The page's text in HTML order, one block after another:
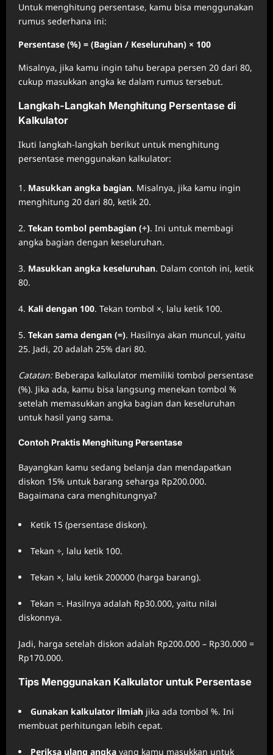
Untuk menghitung persentase, kamu bisa menggunakan
rumus sederhana ini:
Persentase (%) = (Bagian / Keseluruhan) × 100
Misalnya, jika kamu ingin tahu berapa persen 20 dari 80,
cukup masukkan angka ke dalam rumus tersebut.
Langkah-Langkah Menghitung Persentase di
Kalkulator
Ikuti langkah-langkah berikut untuk menghitung
persentase menggunakan kalkulator:
Masukkan angka bagian. Misalnya, jika kamu ingin
menghitung 20 dari 80, ketik 20.
Tekan tombol pembagian (÷). Ini untuk membagi
angka bagian dengan keseluruhan.
Masukkan angka keseluruhan. Dalam contoh ini, ketik
80.
Kali dengan 100. Tekan tombol ×, lalu ketik 100.
Tekan sama dengan (=). Hasilnya akan muncul, yaitu
25. Jadi, 20 adalah 25% dari 80.
Catatan:Beberapa kalkulator memiliki tombol persentase
(%). Jika ada, kamu bisa langsung menekan tombol %
setelah memasukkan angka bagian dan keseluruhan
untuk hasil yang sama.
Contoh Praktis Menghitung Persentase
Bayangkan kamu sedang belanja dan mendapatkan
diskon 15% untuk barang seharga Rp200.000.
Bagaimana cara menghitungnya?
Ketik 15 (persentase diskon).
Tekan ÷, lalu ketik 100.
Tekan ×, lalu ketik 200000 (harga barang).
Tekan =. Hasilnya adalah Rp30.000, yaitu nilai
diskonnya.
Jadi, harga setelah diskon adalah Rp200.000 – Rp30.000 =
Rp170.000.
Tips Menggunakan Kalkulator untuk Persentase
Gunakan kalkulator ilmiah jika ada tombol %. Ini
membuat perhitungan lebih cepat.
Periksa ulang angka yang kamu masukkan untuk